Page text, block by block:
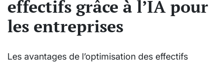
effectifs grâce à l’IA pour
les entreprises
Les avantages de l’optimisation des effectifs